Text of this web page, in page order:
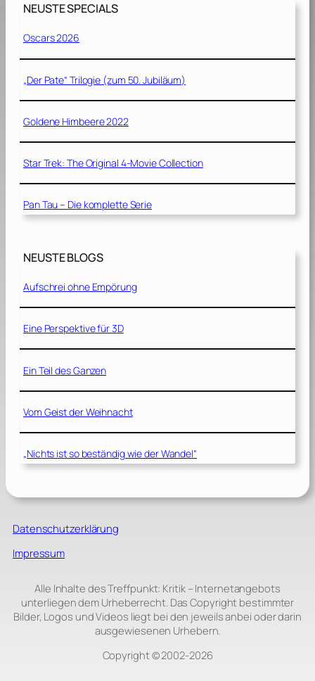
NEUSTE SPECIALS
Oscars 2026
„Der Pate“ Trilogie (zum 50. Jubiläum)
Goldene Himbeere 2022
Star Trek: The Original 4-Movie Collection
Pan Tau – Die komplette Serie
NEUSTE BLOGS
Aufschrei ohne Empörung
Eine Perspektive für 3D
Ein Teil des Ganzen
Vom Geist der Weihnacht
„Nichts ist so beständig wie der Wandel“
Datenschutzerklärung
Impressum
Alle Inhalte des Treffpunkt: Kritik – Internetangebots
unterliegen dem Urheberrecht. Das Copyright bestimmter
Bilder, Logos und Videos liegt bei den jeweils anbei oder darin
ausgewiesenen Urhebern.
Copyright © 2002‑2026